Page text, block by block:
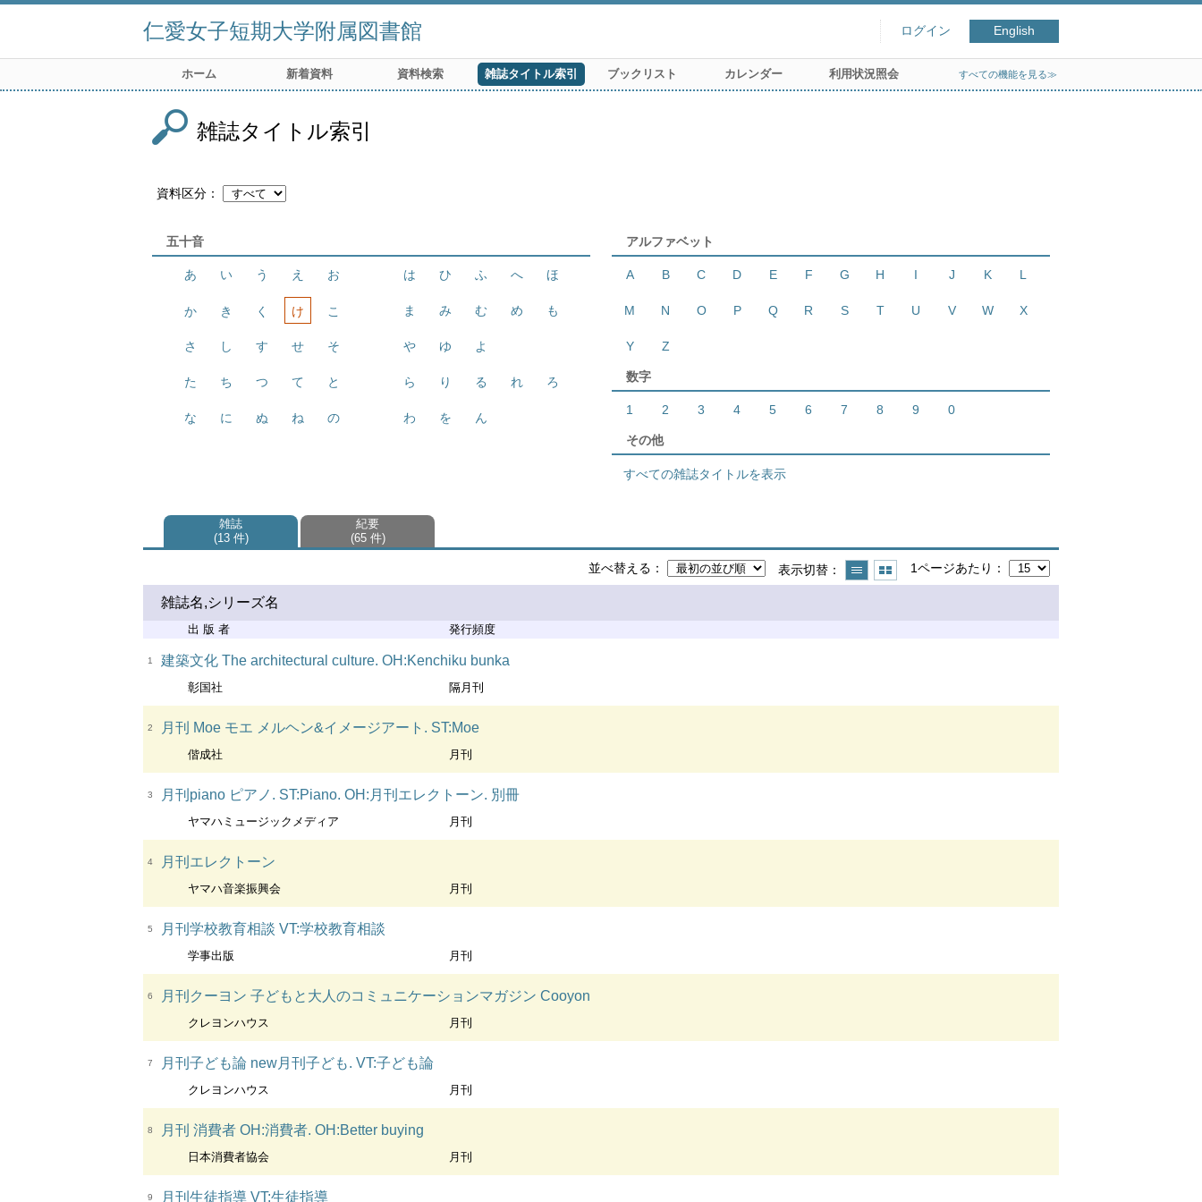
仁愛女子短期大学附属図書館 ログイン English
ホーム 新着資料 資料検索 雑誌タイトル索引 ブックリスト カレンダー 利用状況照会 すべての機能を見る≫
雑誌タイトル索引
資料区分
五十音
あ い う え お
か き く け こ
さ し す せ そ
た ち つ て と
な に ぬ ね の
は ひ ふ へ ほ
ま み む め も
や ゆ よ
ら り る れ ろ
わ を ん
アルファベット
A B C D E F G H I J K L
M N O P Q R S T U V W X
Y Z
数字
1 2 3 4 5 6 7 8 9 0
その他
すべての雑誌タイトルを表示
雑誌
13 件
紀要
65 件
並べ替える 表示切替 1ページあたり
雑誌名,シリーズ名
出 版 者 発行頻度
1 建築文化 The architectural culture. OH:Kenchiku bunka
彰国社 隔月刊
2 月刊 Moe モエ メルヘン&イメージアート. ST:Moe
偕成社 月刊
3 月刊piano ピアノ. ST:Piano. OH:月刊エレクトーン. 別冊
ヤマハミュージックメディア 月刊
4 月刊エレクトーン
ヤマハ音楽振興会 月刊
5 月刊学校教育相談 VT:学校教育相談
学事出版 月刊
6 月刊クーヨン 子どもと大人のコミュニケーションマガジン Cooyon
クレヨンハウス 月刊
7 月刊子ども論 new月刊子ども. VT:子ども論
クレヨンハウス 月刊
8 月刊 消費者 OH:消費者. OH:Better buying
日本消費者協会 月刊
9 月刊生徒指導 VT:生徒指導